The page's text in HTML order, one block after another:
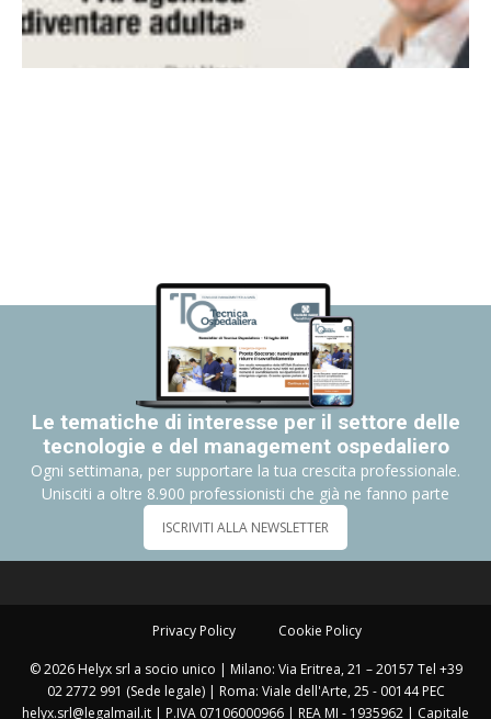
Le tematiche di interesse per il settore delle
tecnologie e del management ospedaliero
Ogni settimana, per supportare la tua crescita professionale.
Unisciti a oltre 8.900 professionisti che già ne fanno parte
ISCRIVITI ALLA NEWSLETTER
Privacy Policy Cookie Policy
© 2026 Helyx srl a socio unico | Milano: Via Eritrea, 21 – 20157 Tel +39
02 2772 991 (Sede legale) | Roma: Viale dell'Arte, 25 - 00144 PEC
helyx.srl@legalmail.it | P.IVA 07106000966 | REA MI - 1935962 | Capitale